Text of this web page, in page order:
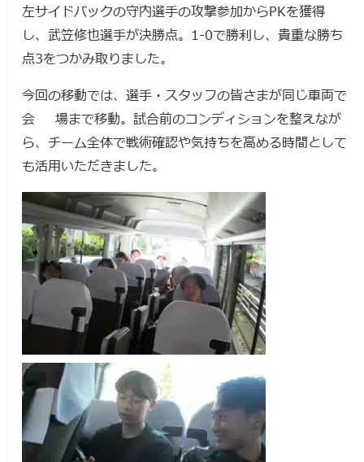
左サイドバックの守内選手の攻撃参加からPKを獲得
し、武笠修也選手が決勝点。1-0で勝利し、貴重な勝ち
点3をつかみ取りました。
今回の移動では、選手・スタッフの皆さまが同じ車両で
会 場まで移動。試合前のコンディションを整えなが
ら、チーム全体で戦術確認や気持ちを高める時間として
も活用いただきました。